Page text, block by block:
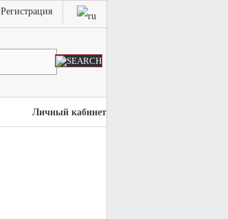
Регистрация
Личный кабинет